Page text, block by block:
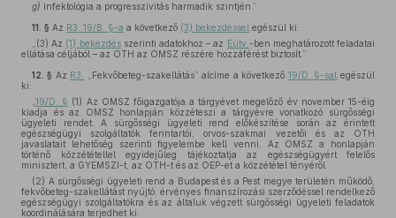
g) infektológia a progresszivitás harmadik szintjén.”
11. § Az R3. 19/B. §-a a következő (3) bekezdéssel egészül ki:
„(3) Az (1) bekezdésszerinti adatokhoz – az Eütv. -ben meghatározott feladatai
ellátása céljából – az OTH az OMSZ részére hozzáférést biztosít.”
12. § Az R3. „Fekvőbeteg-szakellátás” alcíme a következő 19/D. §-sal egészül
ki:
19/D. § (1) Az OMSZ főigazgatója a tárgyévet megelőző év november 15-éig
kiadja és az OMSZ honlapján közzéteszi a tárgyévre vonatkozó sürgősségi
ügyeleti rendet. A sürgősségi ügyeleti rend előkészítése során az érintett
egészségügyi szolgáltatók fenntartói, orvos-szakmai vezetői és az OTH
javaslatait lehetőség szerinti figyelembe kell venni. Az OMSZ a honlapján
történő közzététellel egyidejűleg tájékoztatja az egészségügyért felelős
minisztert, a GYEMSZI-t, az OTH-t és az OEP-et a közzététel tényéről.
(2) A sürgősségi ügyeleti rend a Budapest és a Pest megye területén működő,
fekvőbeteg-szakellátást nyújtó, érvényes finanszírozási szerződéssel rendelkező
egészségügyi szolgáltatókra és az általuk végzett sürgősségi ügyeleti feladatok
koordinálására terjedhet ki.